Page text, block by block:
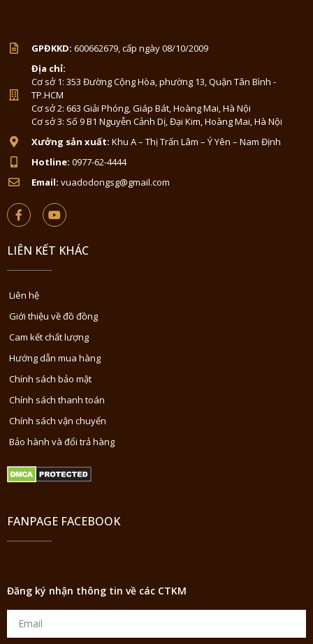
GPĐKKD: 600662679, cấp ngày 08/10/2009
Địa chỉ:
Cơ sở 1: 353 Đường Cộng Hòa, phường 13, Quận Tân Bình -
TP.HCM
Cơ sở 2: 663 Giải Phóng, Giáp Bát, Hoàng Mai, Hà Nội
Cơ sở 3: Số 9 B1 Nguyễn Cảnh Dị, Đại Kim, Hoàng Mai, Hà Nội
Xưởng sản xuất: Khu A – Thị Trấn Lâm – Ý Yên – Nam Định
Hotline: 0977-62-4444
Email: vuadodongsg@gmail.com
LIÊN KẾT KHÁC
Liên hệ
Giới thiệu về đồ đồng
Cam kết chất lượng
Hướng dẫn mua hàng
Chính sách bảo mật
Chính sách thanh toán
Chính sách vận chuyển
Bảo hành và đổi trả hàng
FANPAGE FACEBOOK
Đăng ký nhận thông tin về các CTKM